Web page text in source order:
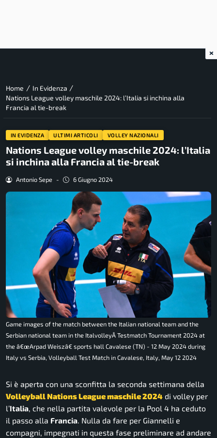
Home / In Evidenza /
Nations League volley maschile 2024: l’Italia si inchina alla
Francia al tie-break
IN EVIDENZA ULTIMI ARTICOLI VOLLEY NAZIONALI
Nations League volley maschile 2024: l’Italia
si inchina alla Francia al tie-break
Antonio Sepe - 6 Giugno 2024
Game images of the match between the Italian national team and the
Serbian national team in the ItalvolleyÂ Testmatch Tournament 2024 at
the â€œArpad Weiszâ€ sports hall Cavalese (TN) - 12 May 2024 during
Italy vs Serbia, Volleyball Test Match in Cavalese, Italy, May 12 2024
Si è aperta con una sconfitta la seconda settimana della
Volleyball Nations League maschile 2024 di volley per
l’Italia, che nella partita valevole per la Pool 4 ha ceduto
il passo alla Francia. Nulla da fare per Giannelli e
compagni, impegnati in questa fase preliminare ad andare
×